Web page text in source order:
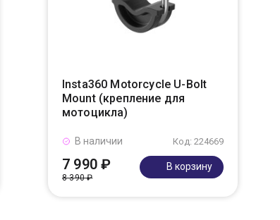
Insta360 Motorcycle U-Bolt
Mount (крепление для
мотоцикла)
Код: 224669
В наличии
7 990 ₽
8 390 ₽
В корзину